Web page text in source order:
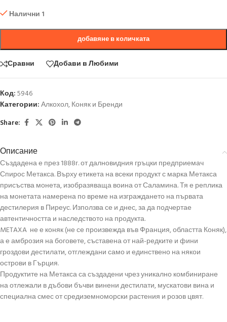
Налични 1
добавяне в количката
Сравни Добави в Любими
Код:5946
Категории:Алкохол,Коняк и Бренди
Share:
Описание
Създадена е през 1888г. от далновидния гръцки предприемач
Спирос Метакса. Върху етикета на всеки продукт с марка Метакса
присъства монета, изобразяваща воина от Саламина. Тя е реплика
на монетата намерена по време на изграждането на първата
дестилерия в Пиреус. Използва се и днес, за да подчертае
автентичността и наследството на продукта.
METAXA не е коняк (не се произвежда във Франция, областта Коняк),
а е амброзия на боговете, съставена от най-редките и фини
гроздови дестилати, отглеждани само и единствено на някои
острови в Гърция.
Продуктите на Метакса са създадени чрез уникално комбиниране
на отлежали в дъбови бъчви винени дестилати, мускатови вина и
специална смес от средиземноморски растения и розов цвят.